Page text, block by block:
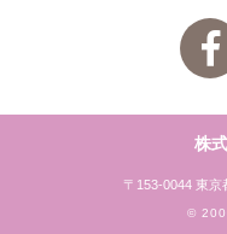
株
〒153-0044 東
©